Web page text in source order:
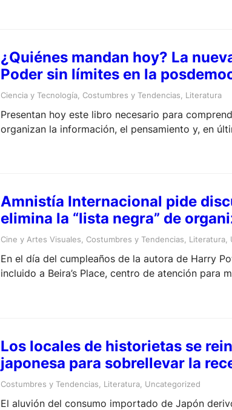
¿Quiénes mandan hoy? La
Poder sin límites en la
Ciencia y Tecnología Costumbres y Tendencias Literatura
Presentan hoy este libro necesario para
organizan la información, el pensamiento y, en
Amnistía Internacional pide
elimina la “lista negra” de
Cine y Artes Visuales, Costumbres y Tendencias, Literatura,
En el día del cumpleaños de la autora de Harry
incluido a Beira’s Place, centro de atención para
Los locales de historietas se
japonesa para sobrellevar la
Costumbres y Tendencias Literatura Uncategorized
El aluvión del consumo importado de Japón